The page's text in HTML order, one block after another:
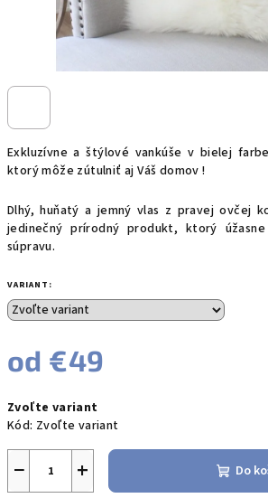
Exkluzívne a štýlové vankúše v bielej
ktorý môže zútulniť aj Váš domov !
Dlhý, huňatý a jemný vlas z pravej ovčej
jedinečný prírodný produkt, ktorý
súpravu.
VARIANT:
od €49
cena:
Zvoľte variant
Kód: Zvoľte variant
+
− Do